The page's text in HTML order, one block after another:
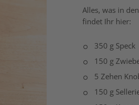
Alles, was in
findet Ihr hier:
350 g Speck
150 g
5 Zehen
150 g